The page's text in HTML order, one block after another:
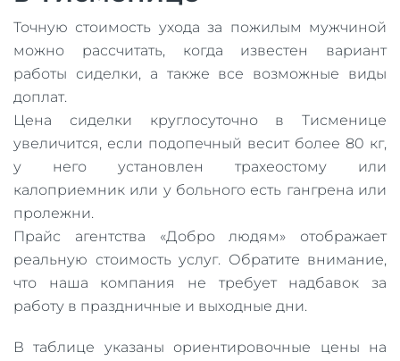
Точную стоимость ухода за пожилым мужчиной
можно рассчитать, когда известен вариант
работы сиделки, а также все возможные виды
доплат.
Цена сиделки круглосуточно в Тисменице
увеличится, если подопечный весит более 80 кг,
у него установлен трахеостому или
калоприемник или у больного есть гангрена или
пролежни.
Прайс агентства «Добро людям» отображает
реальную стоимость услуг. Обратите внимание,
что наша компания не требует надбавок за
работу в праздничные и выходные дни.
В таблице указаны ориентировочные цены на